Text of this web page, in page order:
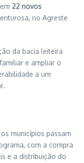
22 novos
no Agreste
da bacia leiteira
e ampliar o
a um
municípios passam
com a compra
e a distribuição do